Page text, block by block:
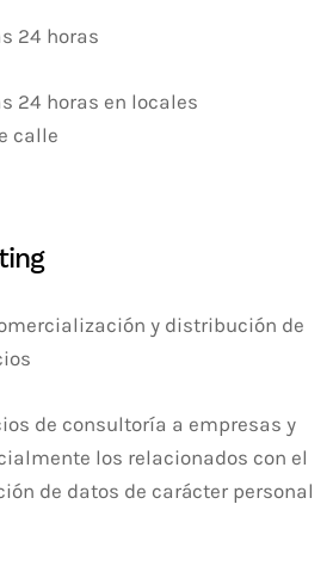
24 horas
24 horas en locales
calle
y distribución de
de consultoría a empresas y
los relacionados con el
de datos de carácter personal